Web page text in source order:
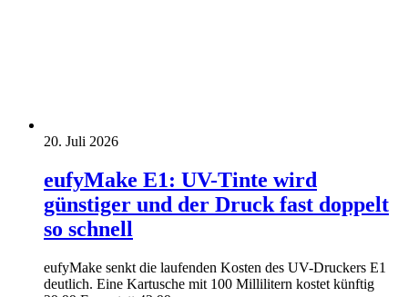
20. Juli 2026
eufyMake E1: UV-Tinte wird
günstiger und der Druck fast doppelt
so schnell
eufyMake senkt die laufenden Kosten des UV-Druckers E1
deutlich. Eine Kartusche mit 100 Millilitern kostet künftig